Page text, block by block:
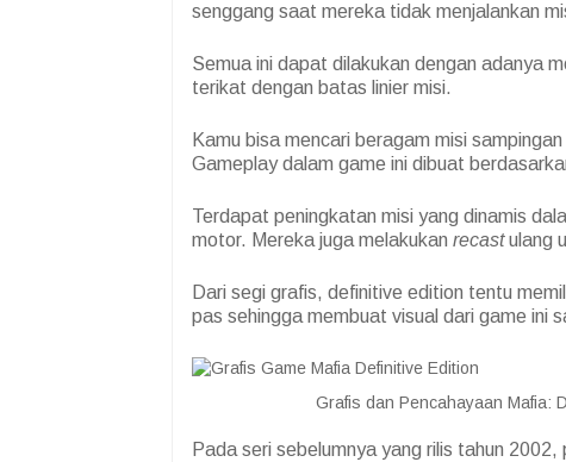
senggang saat mereka tidak menjalankan
Semua ini dapat dilakukan dengan adanya
terikat dengan batas linier misi.
Kamu bisa mencari beragam misi
Gameplay dalam game ini dibuat
Terdapat peningkatan misi yang dinamis
motor. Mereka juga melakukan recastulang
Dari segi grafis, definitive edition tentu
pas sehingga membuat visual dari game ini
Grafis dan Pencahayaan Mafia:
Pada seri sebelumnya yang rilis tahun